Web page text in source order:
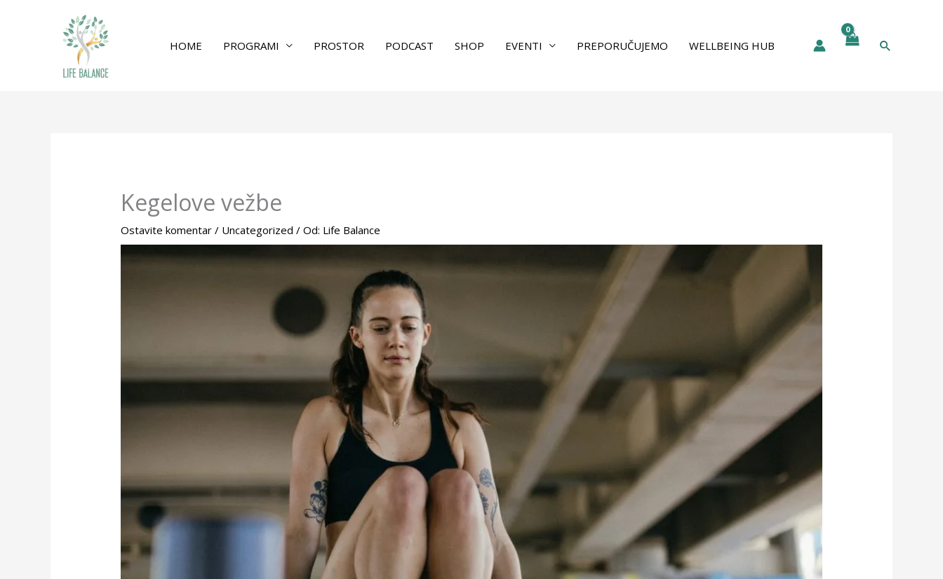
HOME PROGRAMI PROSTOR PODCAST SHOP EVENTI PREPORUČUJEMO WELLBEING HUB Pretraga
Kegelove vežbe
Ostavite komentar / Uncategorized / Od: Life Balance